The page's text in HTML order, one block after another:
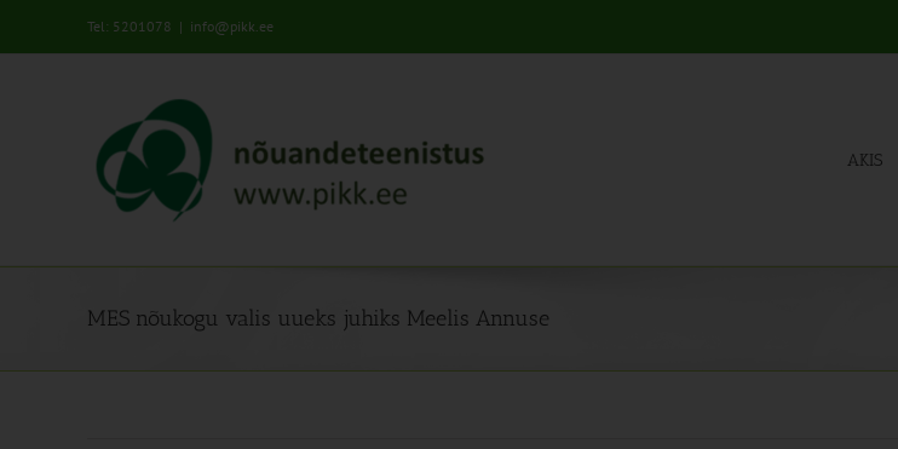
Tel: 5201078 | info@pikk.ee
AKIS
MES nõukogu valis uueks juhiks Meelis Annuse